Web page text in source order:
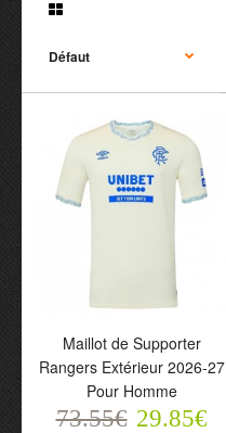
Rangers Extérieur 2026-
27 Pour Homme
73.55€ 29.85€
Maillot de Supporter
Rangers Extérieur 2026-27
Pour Homme
73.55€ 29.85€